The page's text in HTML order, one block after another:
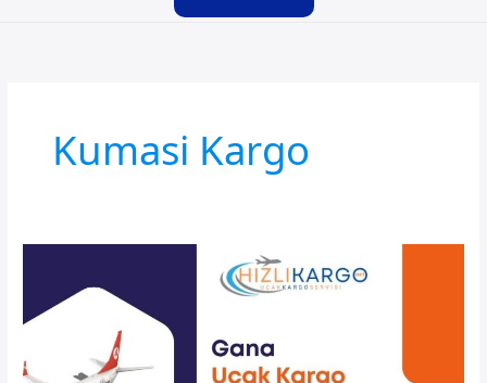
Kumasi Kargo